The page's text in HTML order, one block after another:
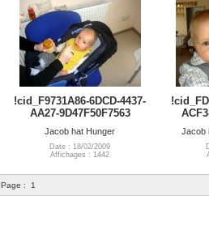
!cid_F9731A86-6DCD-4437-
AA27-9D47F50F7563
Jacob hat Hunger
Date : 18/02/2009
Affichages : 1442
Jacob
Page : 1